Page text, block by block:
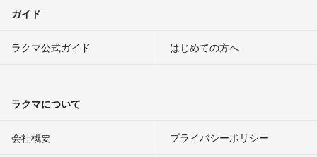
ガイド
ラクマ公式ガイド はじめての方へ
ラクマについて
会社概要 プライバシーポリシー